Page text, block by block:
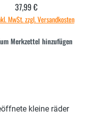
Regulärer Preis:
37,99 €
MwSt. zzgl. Versandkosten
Merkzettel hinzufügen